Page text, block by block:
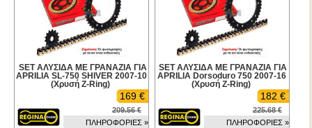
SET ΑΛΥΣΙΔΑ ΜΕ ΓΡΑΝΑΖΙΑ ΓΙΑ
APRILIA SL-750 SHIVER 2007-10
(Χρυσή Z-Ring)
169 €
209.56 €
ΠΛΗΡΟΦΟΡΙΕΣ »
SET ΑΛΥΣΙΔΑ ΜΕ ΓΡΑΝΑΖΙΑ ΓΙΑ
APRILIA Dorsoduro 750 2007-16
(Χρυσή Z-Ring)
182 €
225.68 €
ΠΛΗΡΟΦΟΡΙΕΣ »